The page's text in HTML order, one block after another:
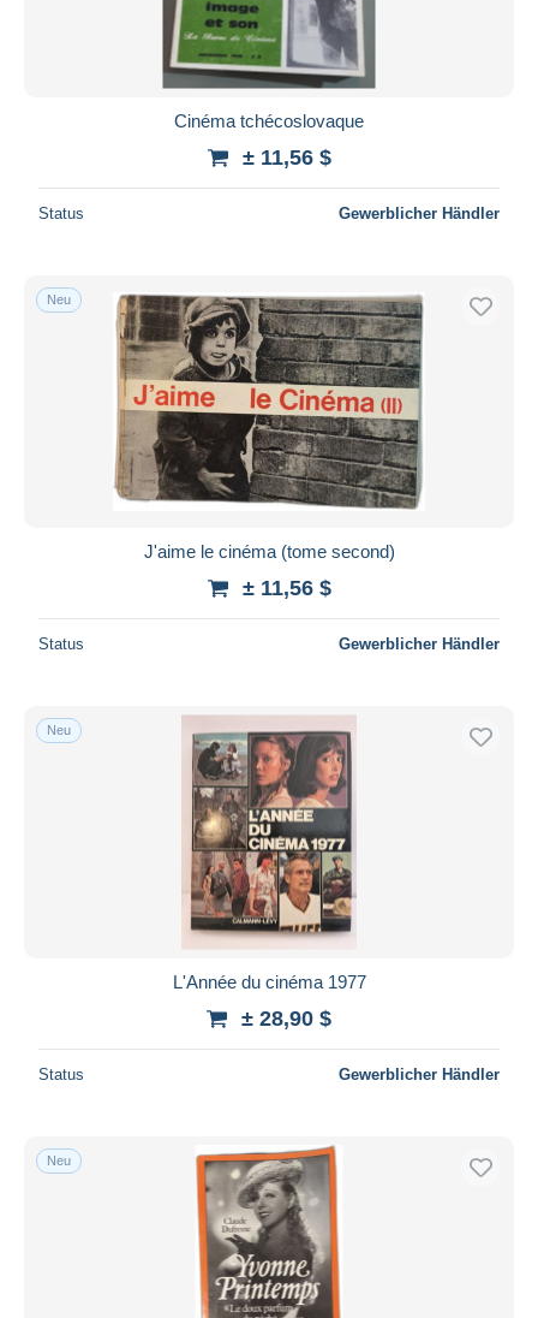
Cinéma tchécoslovaque
± 11,56 $
Status Gewerblicher Händler
Neu
J'aime le cinéma (tome second)
± 11,56 $
Status Gewerblicher Händler
Neu
L'Année du cinéma 1977
± 28,90 $
Status Gewerblicher Händler
Neu